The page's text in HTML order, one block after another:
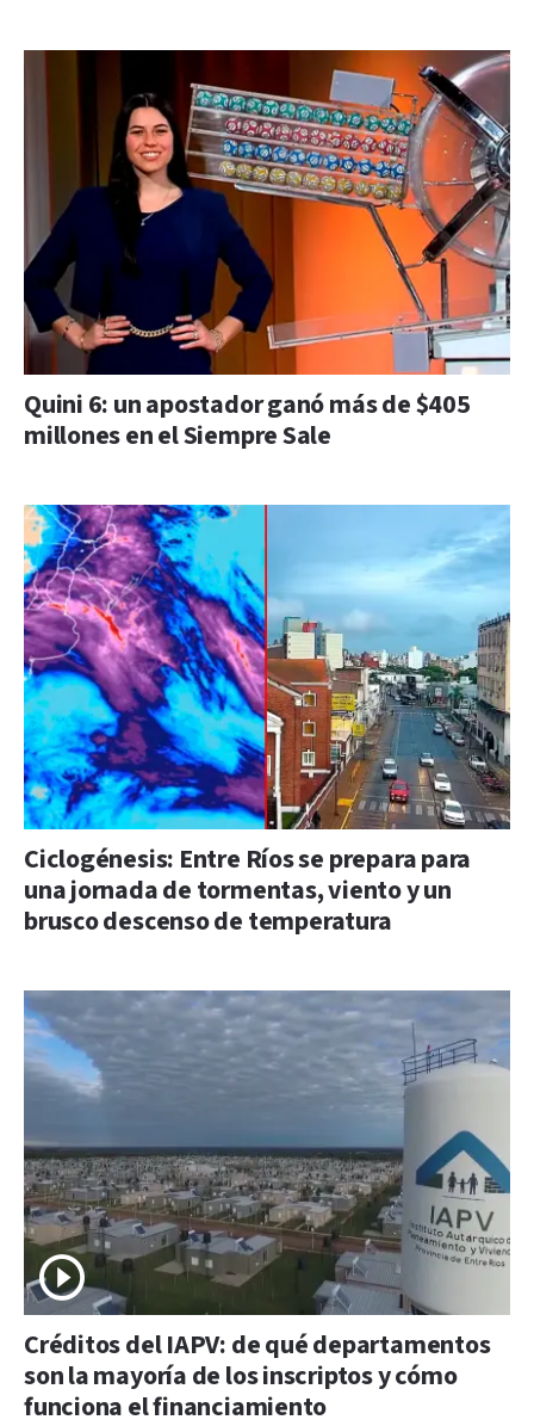
Quini 6: un apostador ganó más de $405
millones en el Siempre Sale
Ciclogénesis: Entre Ríos se prepara para
una jornada de tormentas, viento y un
brusco descenso de temperatura
Créditos del IAPV: de qué departamentos
son la mayoría de los inscriptos y cómo
funciona el financiamiento